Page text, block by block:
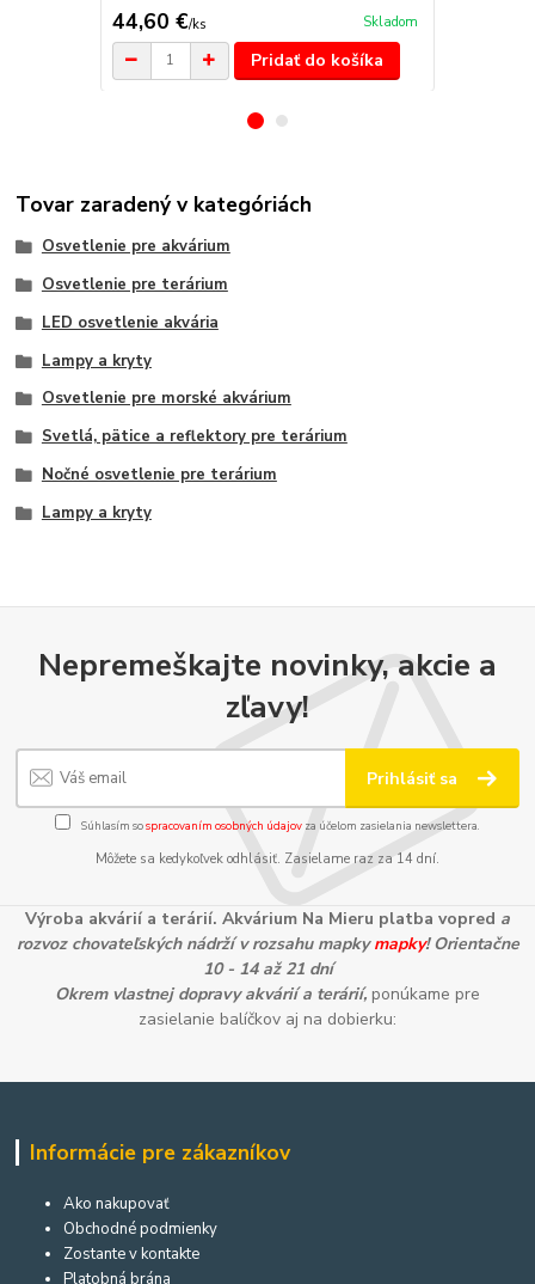
44,60 €/ks Skladom
Pridať do košíka
Tovar zaradený v kategóriách
Osvetlenie pre akvárium
Osvetlenie pre terárium
LED osvetlenie akvária
Lampy a kryty
Osvetlenie pre morské akvárium
Svetlá, pätice a reflektory pre terárium
Nočné osvetlenie pre terárium
Lampy a kryty
Nepremeškajte novinky, akcie a
zľavy!
Prihlásiť sa
Súhlasím sospracovaním osobných údajov za účelom zasielania newslettera.
Môžete sa kedykoľvek odhlásiť. Zasielame raz za 14 dní.
Výroba akvárií a terárií. Akvárium Na Mieru platba vopred a
rozvoz chovateľských nádrží v rozsahu mapkymapky! Orientačne
10 - 14 až 21 dní
Okrem vlastnej dopravy akvárií a terárií, ponúkame pre
zasielanie balíčkov aj na dobierku:
Informácie pre zákazníkov
Ako nakupovať
Obchodné podmienky
Zostante v kontakte
Platobná brána